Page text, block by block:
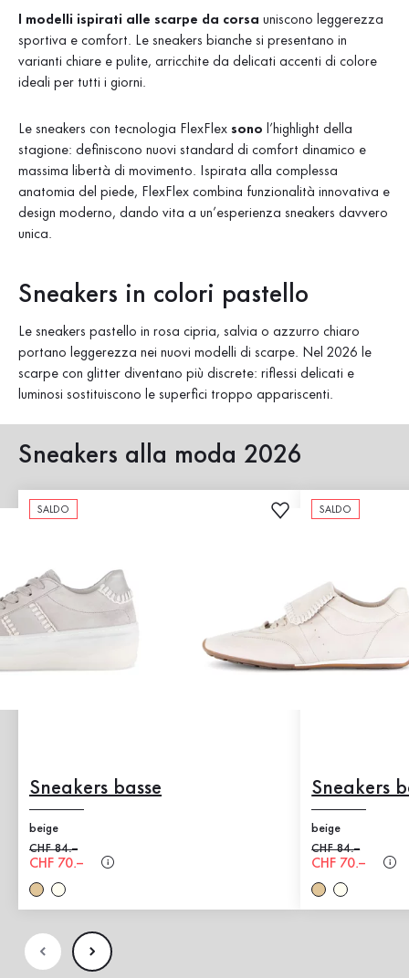
I modelli ispirati alle scarpe da corsa uniscono
leggerezza
sportiva e comfort. Le sneakers bianche si presentano in
varianti chiare e pulite, arricchite da delicati accenti di colore
ideali per tutti i giorni.
Le sneakers con tecnologia FlexFlex sono
l’highlight della
stagione: definiscono nuovi standard di comfort dinamico e
massima libertà di movimento. Ispirata alla complessa
anatomia del piede, FlexFlex combina funzionalità innovativa e
design moderno, dando vita a un’esperienza sneakers davvero
unica.
Sneakers in colori pastello
Le sneakers pastello in rosa cipria, salvia o azzurro chiaro
portano leggerezza nei nuovi modelli di scarpe. Nel 2026 le
scarpe con glitter diventano più discrete: riflessi delicati e
luminosi sostituiscono le superfici troppo appariscenti.
Sneakers alla moda 2026
SALDO
Sneakers basse
beige
Prezzo precedente
CHF 84.–
Nuovo prezzo
CHF 70.–
SALDO
Sneakers
beige
Prezzo
CHF 84.–
Nuovo prezzo
CHF 70.–